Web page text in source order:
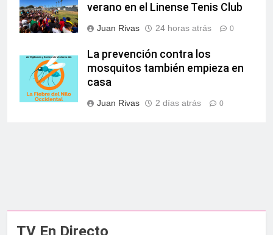
TV En Directo
verano en el Linense Tenis Club
Juan Rivas 24 horas atrás 0
La prevención contra los
mosquitos también empieza en
casa
Juan Rivas 2 días atrás 0